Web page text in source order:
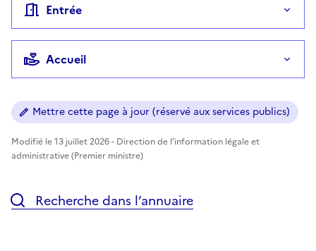
Entrée
Accueil
Mettre cette page à jour (réservé aux services publics)
Modifié le 13 juillet 2026 - Direction de l'information légale et
administrative (Premier ministre)
Recherche dans l’annuaire